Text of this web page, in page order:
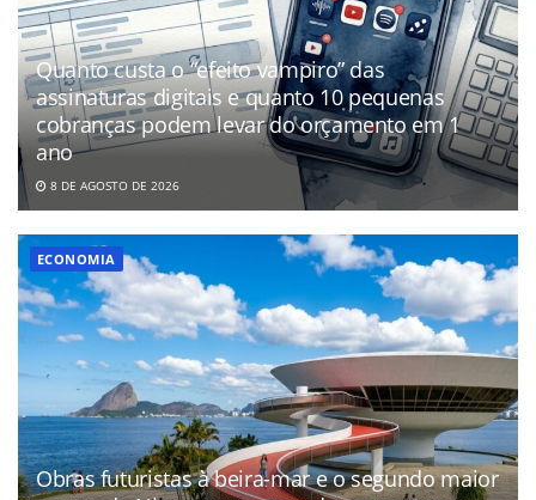
Quanto custa o “efeito vampiro” das
assinaturas digitais e quanto 10 pequenas
cobranças podem levar do orçamento em 1
ano
8 DE AGOSTO DE 2026
ECONOMIA
Obras futuristas à beira-mar e o segundo maior